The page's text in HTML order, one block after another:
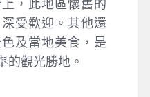
，此地區懷舊的
受歡迎。其他還
及當地美食，是
的觀光勝地。